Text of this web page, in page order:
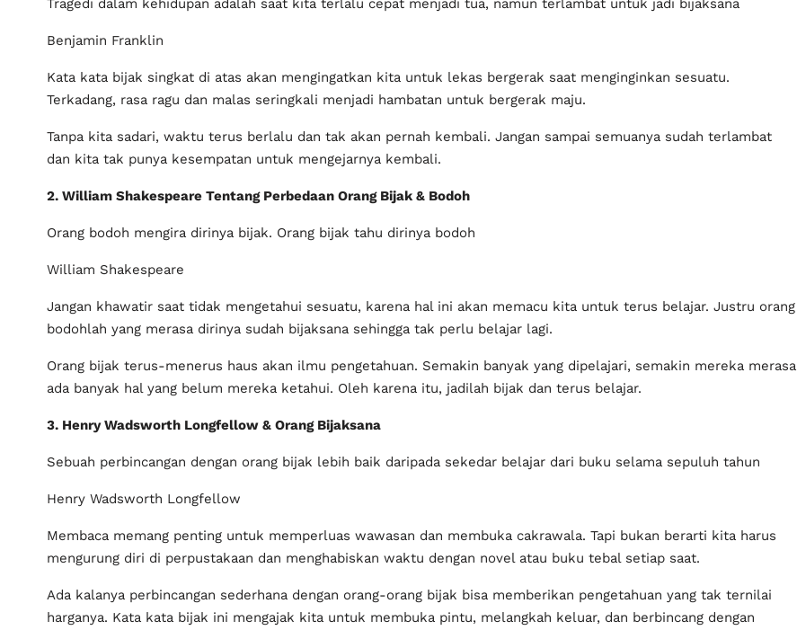
Tragedi dalam kehidupan adalah saat kita terlalu cepat menjadi tua, namun terlambat untuk jadi bijaksana
Benjamin Franklin
Kata kata bijak singkat di atas akan mengingatkan kita untuk lekas bergerak saat menginginkan sesuatu.
Terkadang, rasa ragu dan malas seringkali menjadi hambatan untuk bergerak maju.
Tanpa kita sadari, waktu terus berlalu dan tak akan pernah kembali. Jangan sampai semuanya sudah terlambat
dan kita tak punya kesempatan untuk mengejarnya kembali.
2. William Shakespeare Tentang Perbedaan Orang Bijak & Bodoh
Orang bodoh mengira dirinya bijak. Orang bijak tahu dirinya bodoh
William Shakespeare
Jangan khawatir saat tidak mengetahui sesuatu, karena hal ini akan memacu kita untuk terus belajar. Justru orang
bodohlah yang merasa dirinya sudah bijaksana sehingga tak perlu belajar lagi.
Orang bijak terus-menerus haus akan ilmu pengetahuan. Semakin banyak yang dipelajari, semakin mereka merasa
ada banyak hal yang belum mereka ketahui. Oleh karena itu, jadilah bijak dan terus belajar.
3. Henry Wadsworth Longfellow & Orang Bijaksana
Sebuah perbincangan dengan orang bijak lebih baik daripada sekedar belajar dari buku selama sepuluh tahun
Henry Wadsworth Longfellow
Membaca memang penting untuk memperluas wawasan dan membuka cakrawala. Tapi bukan berarti kita harus
mengurung diri di perpustakaan dan menghabiskan waktu dengan novel atau buku tebal setiap saat.
Ada kalanya perbincangan sederhana dengan orang-orang bijak bisa memberikan pengetahuan yang tak ternilai
harganya. Kata kata bijak ini mengajak kita untuk membuka pintu, melangkah keluar, dan berbincang dengan